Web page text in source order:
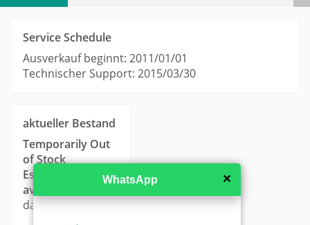
Service Schedule
Ausverkauf beginnt: 2011/01/01
Technischer Support: 2015/03/30
aktueller Bestand
Temporarily Out
of Stock
Estimated
availability
days.
✕
WhatsApp